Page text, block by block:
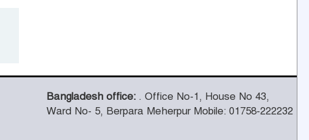
Bangladesh office: . Office No-1, House No 43,
Ward No- 5, Berpara Meherpur Mobile: 01758-222232